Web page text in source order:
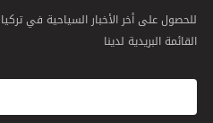
للحصول على أخر الأخبار السياحية في
القائمة البريدية لدينا